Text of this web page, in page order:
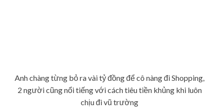
Anh chàng từng bỏ ra vài tỷ đồng để cô nàng đi Shopping,
2 người cũng nổi tiếng với cách tiêu tiền khủng khi luôn
chịu đi vũ trường